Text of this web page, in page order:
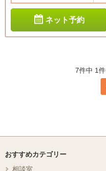
ネット予約
7件中 1
おすすめカテゴリー
相談室